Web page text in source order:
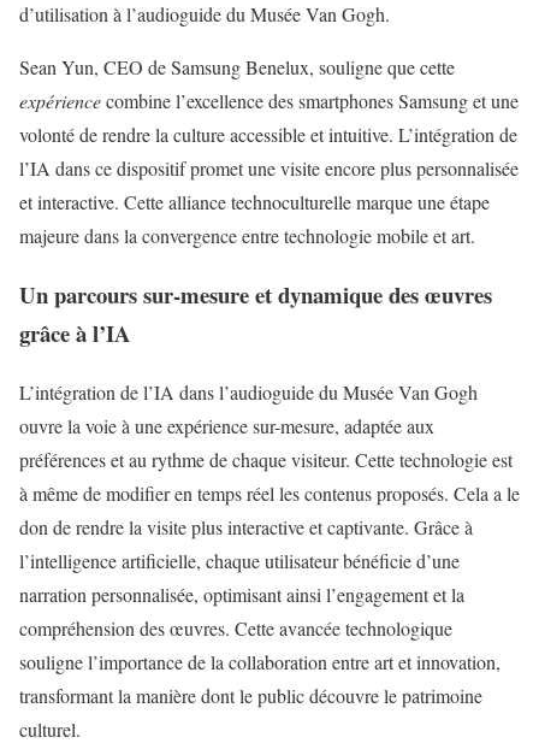
d’utilisation à l’audioguide du Musée Van Gogh.
Sean Yun, CEO de Samsung Benelux, souligne que cette
expériencecombine l’excellence des smartphones Samsung et une
volonté de rendre la culture accessible et intuitive. L’intégration de
l’IA dans ce dispositif promet une visite encore plus personnalisée
et interactive. Cette alliance technoculturelle marque une étape
majeure dans la convergence entre technologie mobile et art.
Un parcours sur-mesure et dynamique des œuvres
grâce à l’IA
L’intégration de l’IA dans l’audioguide du Musée Van Gogh
ouvre la voie à une expérience sur-mesure, adaptée aux
préférences et au rythme de chaque visiteur. Cette technologie est
à même de modifier en temps réel les contenus proposés. Cela a le
don de rendre la visite plus interactive et captivante. Grâce à
l’intelligence artificielle, chaque utilisateur bénéficie d’une
narration personnalisée, optimisant ainsi l’engagement et la
compréhension des œuvres. Cette avancée technologique
souligne l’importance de la collaboration entre art et innovation,
transformant la manière dont le public découvre le patrimoine
culturel.